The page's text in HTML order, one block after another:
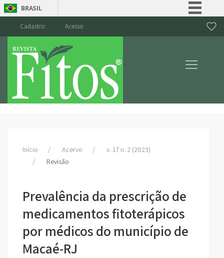
BRASIL
Canais
Cadastro Acesso
Início Acervo
v. 17 n. 2 (2023)
Revisão
Prevalência da prescrição de
medicamentos fitoterápicos
por médicos do município de
Macaé-RJ